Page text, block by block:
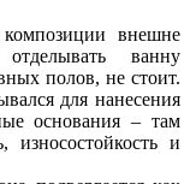
внешне
ванну
полов, не стоит.
для нанесения
основания – там
износостойкость и